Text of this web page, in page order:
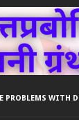
PROBLEMS WITH